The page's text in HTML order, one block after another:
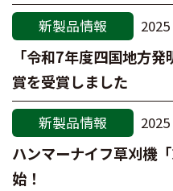
新製品情報
「令和7年度四国地方
賞を受賞しました
新製品情報
ハンマーナイフ草刈機
始！